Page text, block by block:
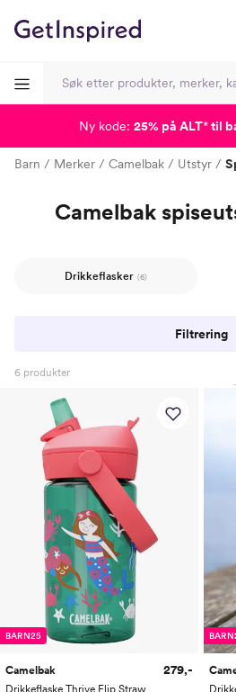
Barn Merker Camelbak Utstyr
Camelbak
Drikkeflasker (6)
Filtrering
6 produkter
BARN25
Camelbak
279,-
Ny kode: 25% på ALT*til
-
-
-
-